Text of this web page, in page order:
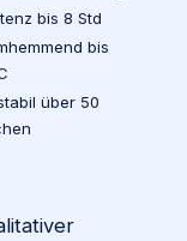
bis 8 Std
bis
über 50